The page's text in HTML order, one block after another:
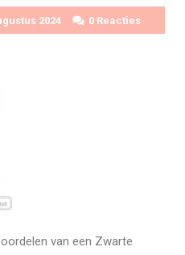
2024 0 Reacties
van een Zwarte